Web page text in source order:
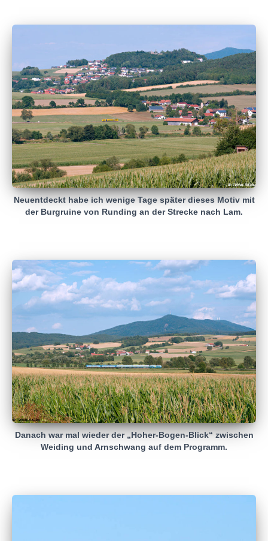
Neuentdeckt habe ich wenige Tage später dieses Motiv mit
der Burgruine von Runding an der Strecke nach Lam.
Danach war mal wieder der „Hoher-Bogen-Blick“ zwischen
Weiding und Arnschwang auf dem Programm.